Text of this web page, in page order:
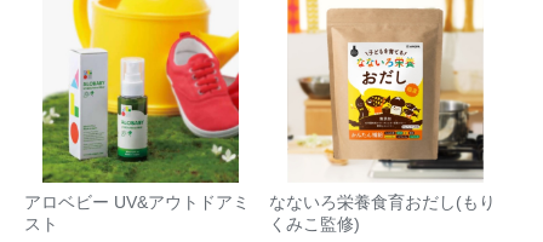
アロベビー UV&アウトドアミ
スト
なないろ栄養食育おだし(もり
くみこ監修)